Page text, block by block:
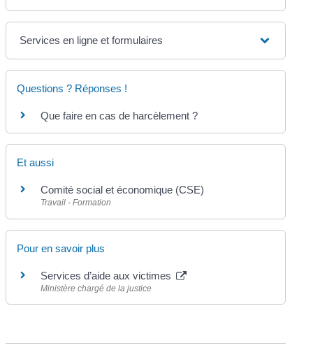
Services en ligne et formulaires
Questions ? Réponses !
Que faire en cas de harcèlement ?
Et aussi
Comité social et économique (CSE)
Travail - Formation
Pour en savoir plus
Services d’aide aux victimes
Ministère chargé de la justice